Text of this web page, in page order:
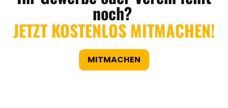
noch?
JETZT KOSTENLOS MITMACHEN!
MITMACHEN